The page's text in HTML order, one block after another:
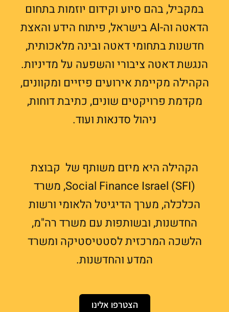
במקביל, בהם סיוע וקידום יוזמות בתחום
הדאטה וה-AI בישראל, פיתוח הידע והאצת
חדשנות בתחומי דאטה ובינה מלאכותית,
הנגשת דאטה ציבורי והשפעה על מדיניות.
הקהילה מקיימת אירועים פיזיים ומקוונים,
מקדמת פרויקטים שונים, כתיבת דוחות,
ניהול סדנאות ועוד.
הקהילה היא מיזם משותף של קבוצת
Social Finance Israel (SFI), משרד
הכלכלה, מערך הדיגיטל הלאומי ורשות
החדשנות, ובשותפות עם משרד רה"מ,
הלשכה המרכזית לסטטיסטיקה ומשרד
המדע והחדשנות.
הצטרפו אלינו